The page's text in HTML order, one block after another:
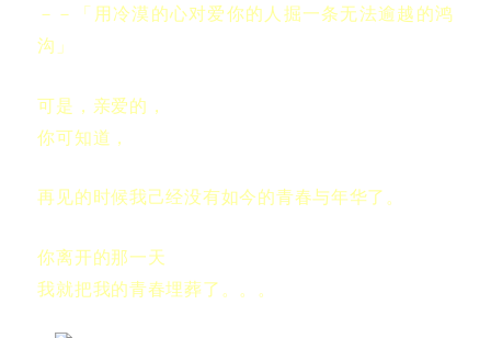
－－「用冷漠的心对爱你的人掘一条无法逾越的鸿
沟」
可是，亲爱的，
你可知道，
再见的时候我己经没有如今的青春与年华了。
你离开的那一天
我就把我的青春埋葬了。。。